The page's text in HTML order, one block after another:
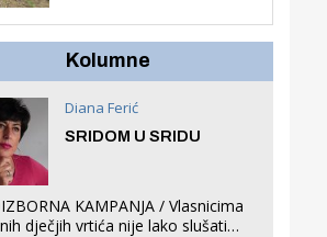
Kolumne
Diana Ferić
SRIDOM U SRIDU
KAMPANJA / Vlasnicima
dječjih vrtića nije lako slušati